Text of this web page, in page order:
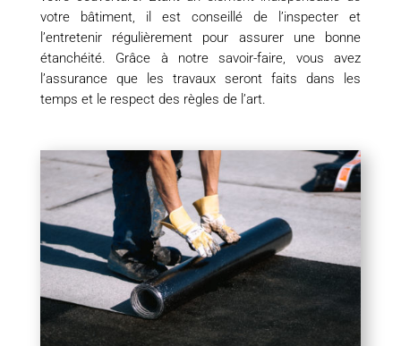
votre bâtiment, il est conseillé de l’inspecter et
l’entretenir régulièrement pour assurer une bonne
étanchéité. Grâce à notre savoir-faire, vous avez
l’assurance que les travaux seront faits dans les
temps et le respect des règles de l’art.